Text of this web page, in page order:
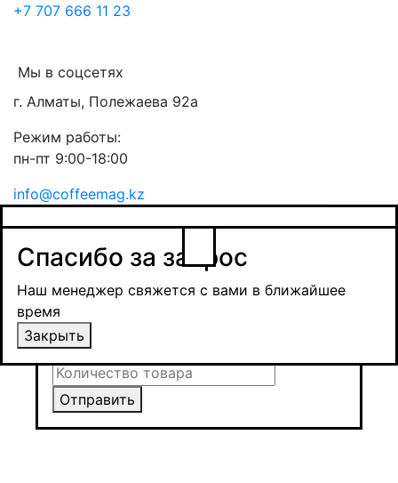
+7 707 666 11 23
Мы в соцсетях
г. Алматы, Полежаева 92а
Режим работы:
пн-пт 9:00-18:00
info@coffeemag.kz
Заказ товара
Уведомить о поступлении
Спасибо за заявку
Наш менеджер свяжется с вами в ближайшее
время и обсудит сроки поставки и условия
оплаты
Закрыть
Получить оптовую цену
Отправить
Спасибо за запрос
Наш менеджер свяжется с вами в ближайшее
время
Закрыть